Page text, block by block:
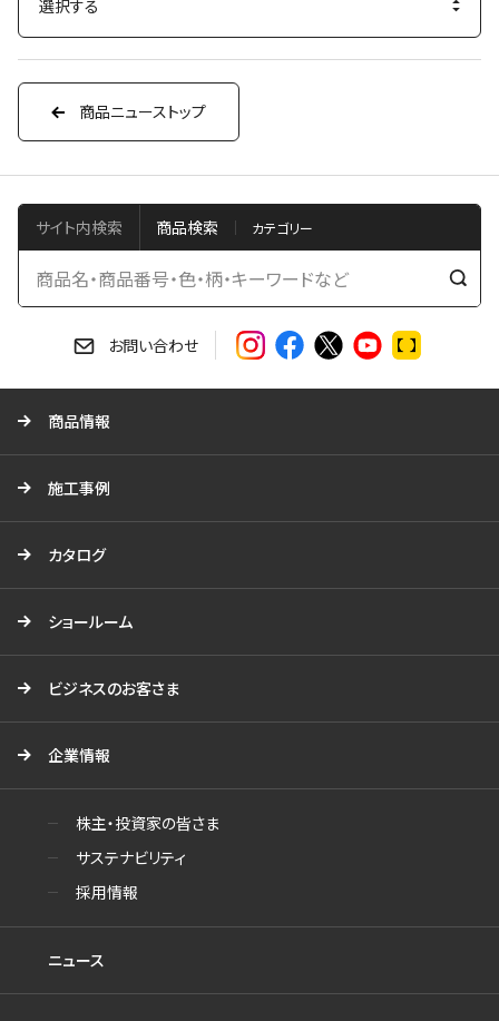
商品ニューストップ
サイト内検索 商品検索
検
お問い合わせ
商品情報
施工事例
カタログ
ショールーム
ビジネスのお客さま
企業情報
株主・投資家の皆さま
サステナビリティ
採用情報
ニュース